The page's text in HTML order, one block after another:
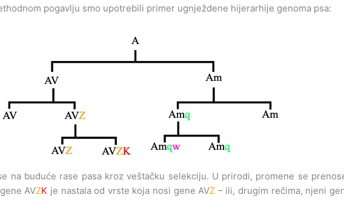
pogavlju smo upotrebili primer ugnježdene hijerarhije genoma psa:
buduće rase pasa kroz veštačku selekciju. U prirodi, promene se
AVZK je nastala od vrste koja nosi gene AVZ – ili, drugim rečima, njeni